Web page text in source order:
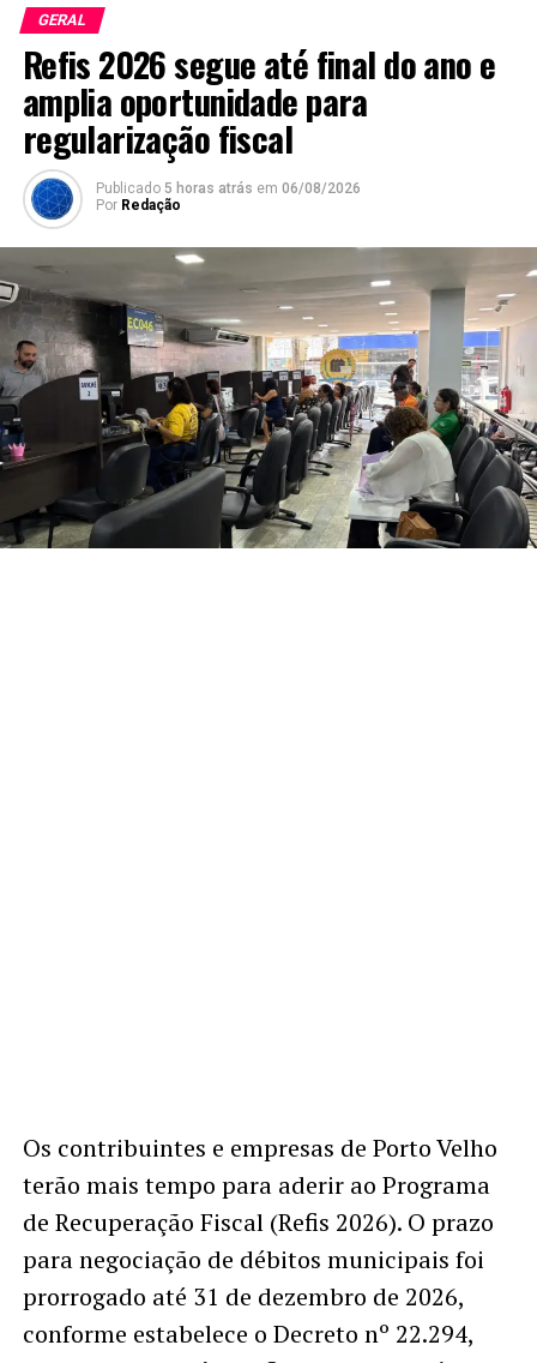
GERAL
Refis 2026 segue até final do ano e
amplia oportunidade para
regularização fiscal
Publicado 5 horas atrás em 06/08/2026
Por Redação
Os contribuintes e empresas de Porto Velho
terão mais tempo para aderir ao Programa
de Recuperação Fiscal (Refis 2026). O prazo
para negociação de débitos municipais foi
prorrogado até 31 de dezembro de 2026,
conforme estabelece o Decreto nº 22.294,